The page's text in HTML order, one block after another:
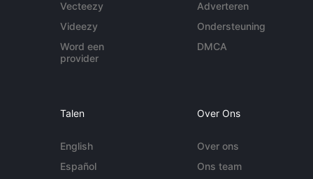
Vecteezy
Videezy
Word een
provider
Adverteren
Ondersteuning
DMCA
Talen
English
Español
Over Ons
Over ons
Ons team